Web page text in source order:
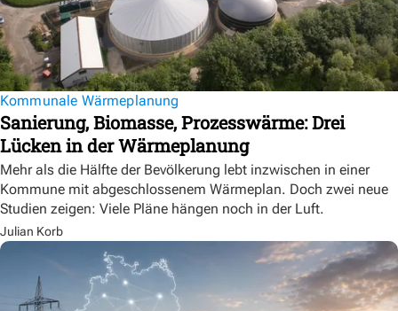
Kommunale Wärmeplanung
Sanierung, Biomasse, Prozesswärme: Drei
Lücken in der Wärmeplanung
Mehr als die Hälfte der Bevölkerung lebt inzwischen in einer
Kommune mit abgeschlossenem Wärmeplan. Doch zwei neue
Studien zeigen: Viele Pläne hängen noch in der Luft.
Julian Korb